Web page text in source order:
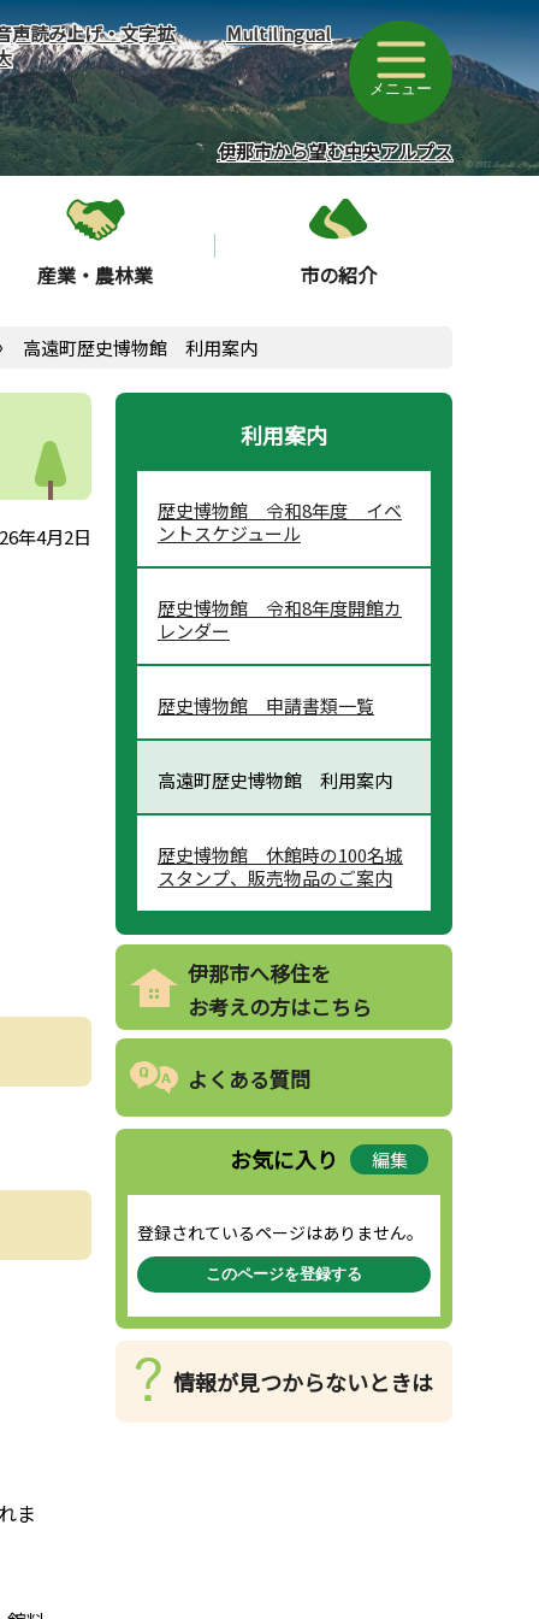
声読み上げ・文字拡
Multilingual
メニュー
伊那市から望む中央アルプス
産業・農林業 市の紹介
高遠町歴史博物館 利用案内
年4月2日
ま
利用案内
歴史博物館 令和8年度 イベ
ントスケジュール
歴史博物館 令和8年度開館カ
レンダー
歴史博物館 申請書類一覧
高遠町歴史博物館 利用案内
歴史博物館 休館時の100名城
スタンプ、販売物品のご案内
伊那市へ移住を
お考えの方はこちら
よくある質問
お気に入り 編集
登録されているページはありません。
このページを登録する
情報が見つからないときは